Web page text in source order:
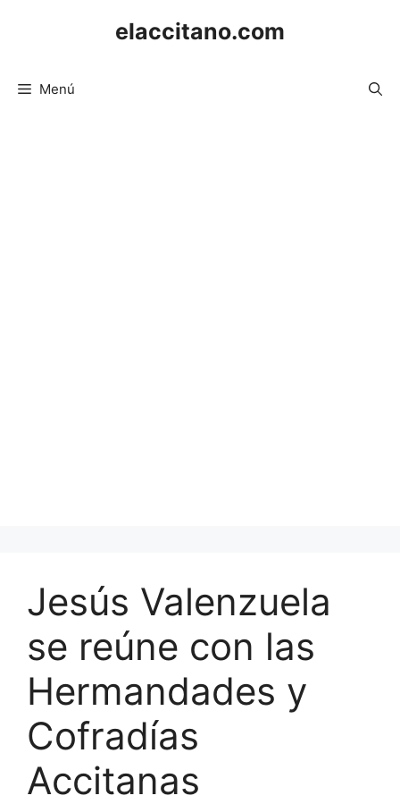
elaccitano.com
Menú
Jesús Valenzuela
se reúne con las
Hermandades y
Cofradías
Accitanas